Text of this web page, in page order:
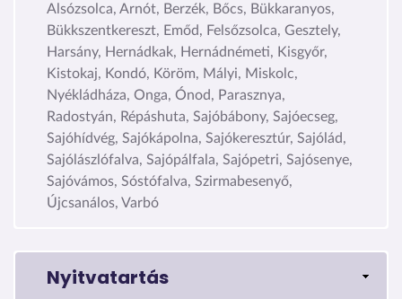
Alsózsolca, Arnót, Berzék, Bőcs, Bükkaranyos,
Bükkszentkereszt, Emőd, Felsőzsolca, Gesztely,
Harsány, Hernádkak, Hernádnémeti, Kisgyőr,
Kistokaj, Kondó, Köröm, Mályi, Miskolc,
Nyékládháza, Onga, Ónod, Parasznya,
Radostyán, Répáshuta, Sajóbábony, Sajóecseg,
Sajóhídvég, Sajókápolna, Sajókeresztúr, Sajólád,
Sajólászlófalva, Sajópálfala, Sajópetri, Sajósenye,
Sajóvámos, Sóstófalva, Szirmabesenyő,
Újcsanálos, Varbó
Nyitvatartás